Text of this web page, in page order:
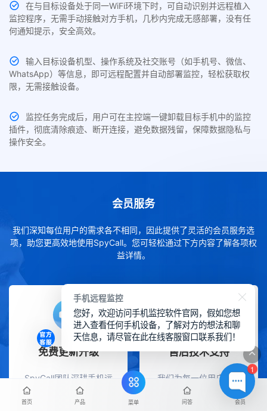
在与目标设备处于同一WiFi环境下时，可自动识别并远程植入
监控程序，无需手动接触对方手机，几秒内完成无感部署，没有任
何通知提示，安全高效。
输入目标设备机型、操作系统及社交账号（如手机号、微信、
WhatsApp）等信息，即可远程配置并自动部署监控，轻松获取权
限，无需接触设备。
监控任务完成后，用户可在主控端一键卸载目标手机中的监控
插件，彻底清除痕迹、断开连接，避免数据残留，保障数据隐私与
操作安全。
会员服务
我们深知每位用户的需求各不相同，因此提供了灵活的会员服务选
项，助您更高效地使用SpyCall。您可轻松通过下方内容了解各项权
益详情。
免费更新升级
SpyCall团队深耕手机远
程控制与行为同步技术领
域已超过十年，拥有深厚
售后技术支持
我们为每一位用户提供
7×24小时全天候在线售
后服务，设有专属一对一
首页 产品 菜单 问答 会员
1
手机远程监控
您好，欢迎访问手机监控软件官网，假如您想
进入查看任何手机设备，了解对方的想法和聊
天信息，请尽管在此在线客服窗口联系我们！